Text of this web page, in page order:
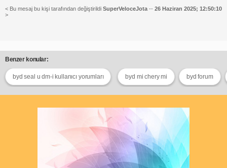
< Bu mesaj bu kişi tarafından değiştirildi SuperVeloceJota -- 26 Haziran 2025; 12:50:10
>
Benzer konular:
byd seal u dm-i kullanıcı yorumları byd mi chery mi byd forum